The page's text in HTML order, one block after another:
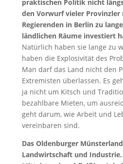
praktischen Politik nicht
den Vorwurf vieler Provinzler
Regierenden in Berlin zu
ländlichen Räume investiert
Natürlich haben sie lange zu
haben die Explosivität des
Man darf das Land nicht den
Extremisten überlassen. Es
ja nicht um Kitsch und
bezahlbare Mieten, um
geht darum, wie Arbeit und
vereinbaren sind.
Das Oldenburger
Landwirtschaft und